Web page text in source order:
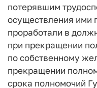
потерявшим
осуществления ими
проработали в
при прекращении
по собственному
прекращении
срока полномочий